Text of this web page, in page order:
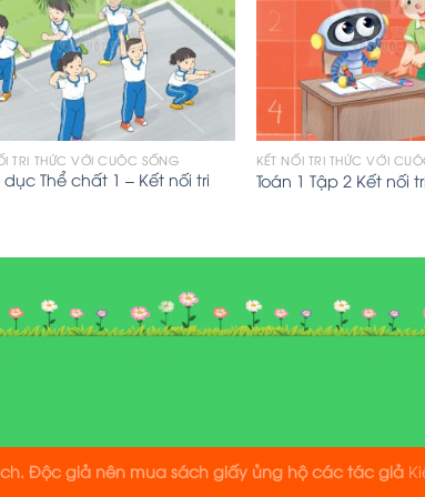
TRI THỨC VỚI CUỘC SỐNG
Thể chất 1 – Kết nối tri
KẾT NỐI TRI THỨC VỚI
Toán 1 Tập 2 Kết nối
Độc giả nên mua sách giấy ủng hộ các tác giả